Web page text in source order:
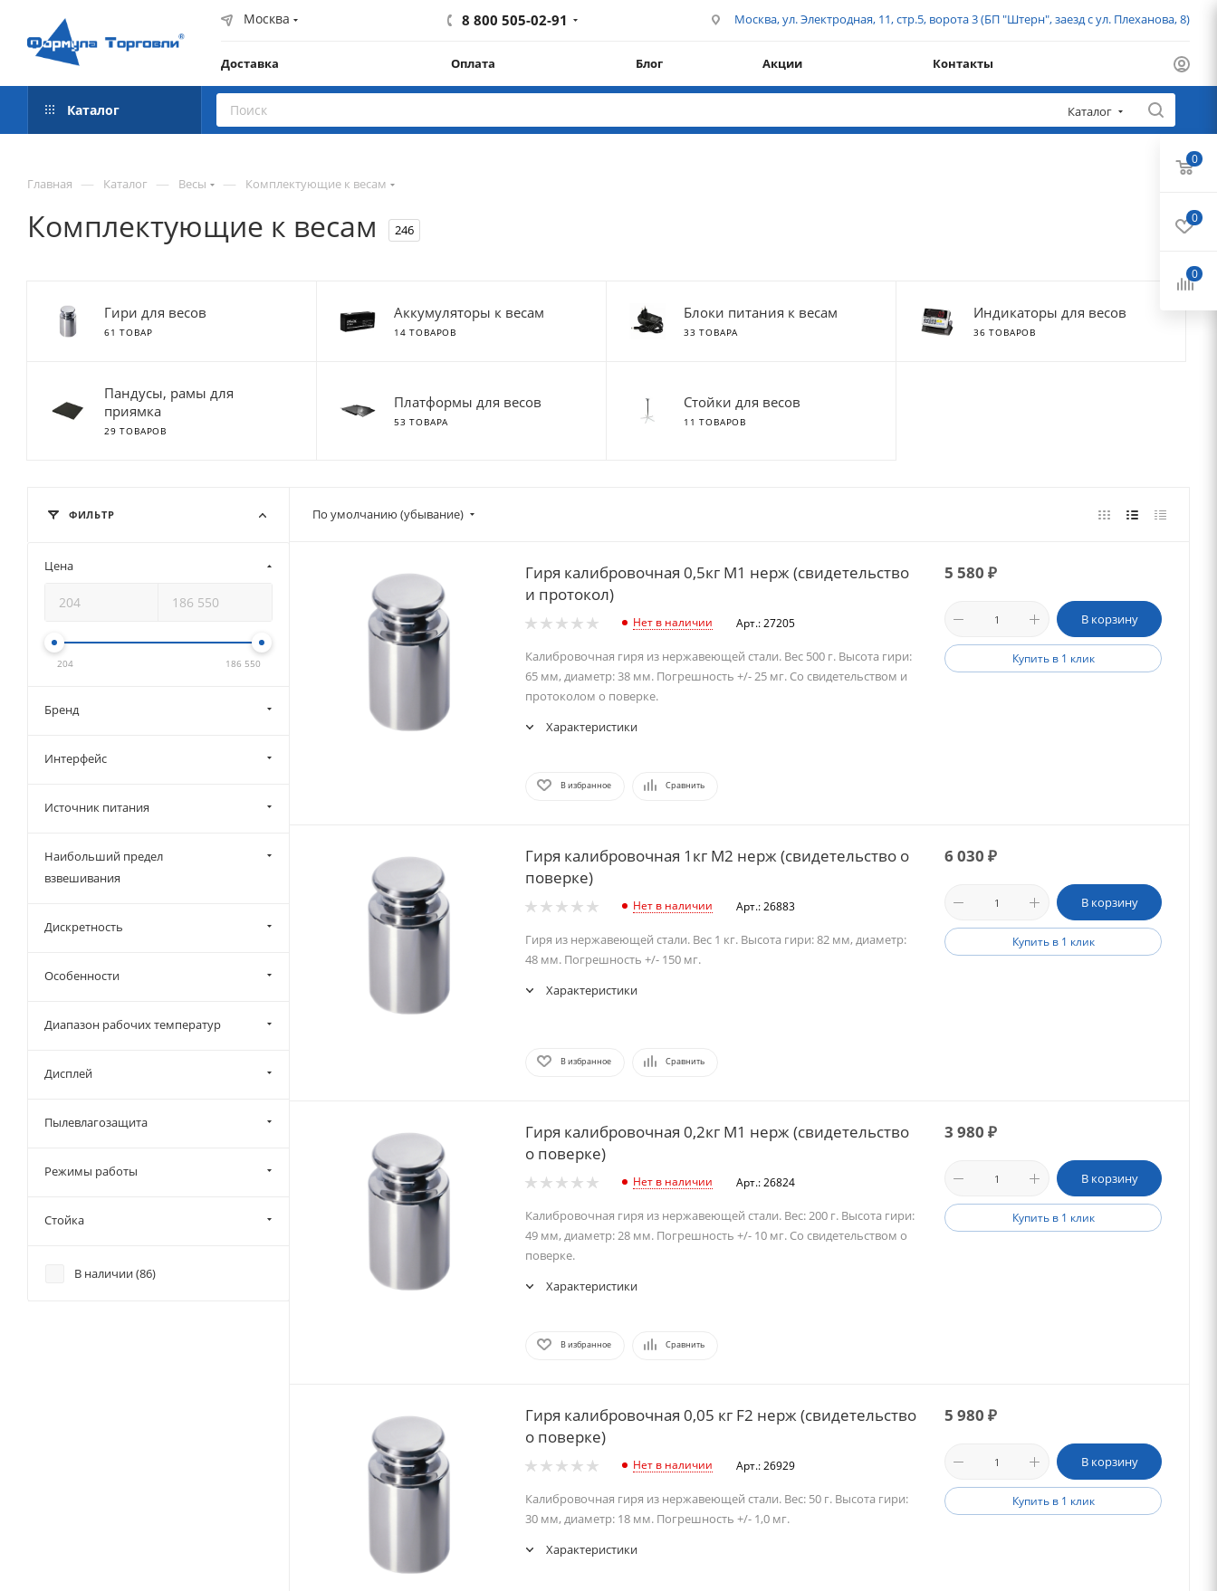
Москва 8 800 505-02-91 Москва, ул. Электродная, 11, стр.5, ворота 3 (БП "Штерн", заезд с ул. Плеханова, 8)
Доставка Оплата Блог Акции Контакты
Каталог Каталог
Главная — Каталог — Весы — Комплектующие к весам
Комплектующие к весам 246
Гири для весов
61 ТОВАР
Аккумуляторы к весам
14 ТОВАРОВ
Блоки питания к весам
33 ТОВАРА
Индикаторы для весов
36 ТОВАРОВ
Пандусы, рамы для
приямка
29 ТОВАРОВ
Платформы для весов
53 ТОВАРА
Стойки для весов
11 ТОВАРОВ
По умолчанию (убывание)
Гиря калибровочная 0,5кг М1 нерж (свидетельство
и протокол)
Нет в наличии Арт.: 27205
Калибровочная гиря из нержавеющей стали. Вес 500 г. Высота гири:
65 мм, диаметр: 38 мм. Погрешность +/- 25 мг. Со свидетельством и
протоколом о поверке.
Характеристики
В избранное Сравнить
5 580 ₽
В корзину
Купить в 1 клик
Гиря калибровочная 1кг М2 нерж (свидетельство о
поверке)
Нет в наличии Арт.: 26883
Гиря из нержавеющей стали. Вес 1 кг. Высота гири: 82 мм, диаметр:
48 мм. Погрешность +/- 150 мг.
Характеристики
В избранное Сравнить
6 030 ₽
В корзину
Купить в 1 клик
Гиря калибровочная 0,2кг М1 нерж (свидетельство
о поверке)
Нет в наличии Арт.: 26824
Калибровочная гиря из нержавеющей стали. Вес: 200 г. Высота гири:
49 мм, диаметр: 28 мм. Погрешность +/- 10 мг. Со свидетельством о
поверке.
Характеристики
В избранное Сравнить
3 980 ₽
В корзину
Купить в 1 клик
Гиря калибровочная 0,05 кг F2 нерж (свидетельство
о поверке)
Нет в наличии Арт.: 26929
Калибровочная гиря из нержавеющей стали. Вес: 50 г. Высота гири:
30 мм, диаметр: 18 мм. Погрешность +/- 1,0 мг.
Характеристики
5 980 ₽
В корзину
Купить в 1 клик
ФИЛЬТР
Цена
204 186 550
Бренд
Интерфейс
Источник питания
Наибольший предел
взвешивания
Дискретность
Особенности
Диапазон рабочих температур
Дисплей
Пылевлагозащита
Режимы работы
Стойка
В наличии (86)
0
0
0